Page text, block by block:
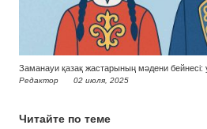
Заманауи қазақ жастарының мәдени бейнесі:
Редактор 02 июля, 2025
Читайте по теме